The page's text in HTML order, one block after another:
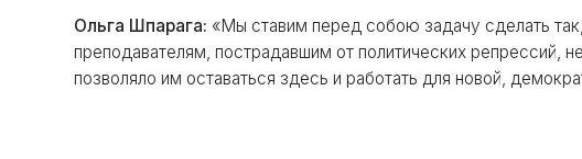
Ольга Шпарага: «Мы ставим перед собою задачу сделать
преподавателям, пострадавшим от политических репрессий,
позволяло им оставаться здесь и работать для новой,